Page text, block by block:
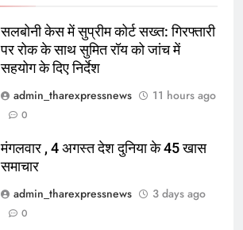
सलबोनी केस में सुप्रीम कोर्ट सख्त: गिरफ्तारी
पर रोक के साथ सुमित रॉय को जांच में
सहयोग के दिए निर्देश
admin_tharexpressnews
11 hours ago
0
मंगलवार , 4 अगस्त देश दुनिया के 45 खास
समाचार
admin_tharexpressnews
3 days ago
0